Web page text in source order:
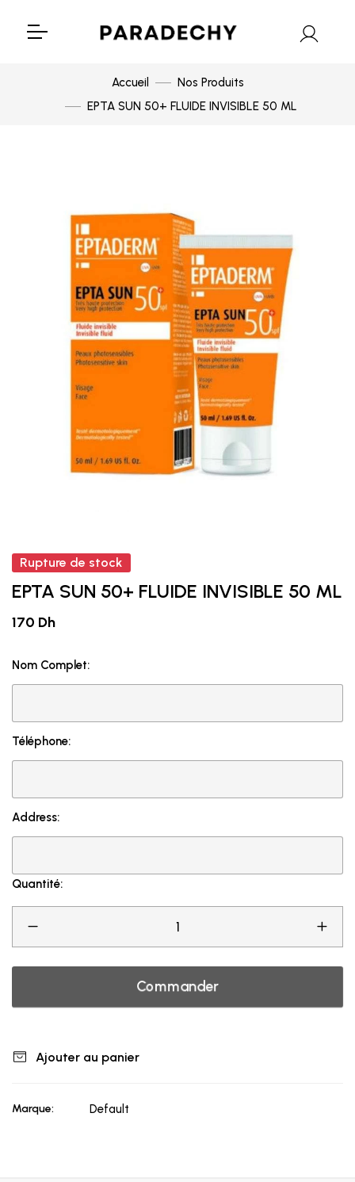
Accueil
Nos Produits
EPTA SUN 50+ FLUIDE INVISIBLE 50 ML
Rupture de stock
EPTA SUN 50+ FLUIDE INVISIBLE 50 ML
170 Dh
Nom Complet:
Téléphone:
Address:
Quantité:
Commander
Ajouter au panier
Marque: Default